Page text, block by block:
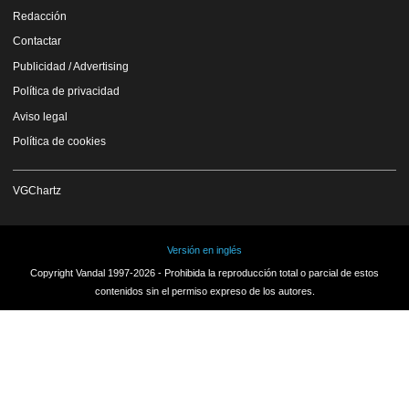
Redacción
Contactar
Publicidad / Advertising
Política de privacidad
Aviso legal
Política de cookies
VGChartz
Versión en inglés
Copyright Vandal 1997-2026 - Prohibida la reproducción total o parcial de estos
contenidos sin el permiso expreso de los autores.